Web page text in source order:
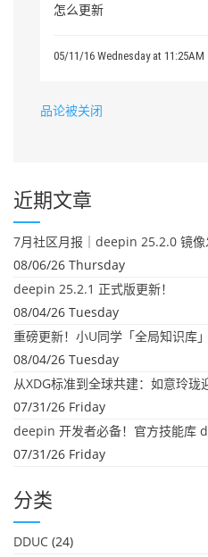
怎么更新
05/11/16 Wednesday at 11:25AM
品论被关闭
近期文章
7月社区月报｜deepin 25.2.0 镜
08/06/26 Thursday
deepin 25.2.1 正式版更新！
08/04/26 Tuesday
08/04/26 Tuesday
从XDG标准到全球共建：如意玲珑
07/31/26 Friday
deepin 开发者必备！官方技能库
07/31/26 Friday
分类
DDUC (24)